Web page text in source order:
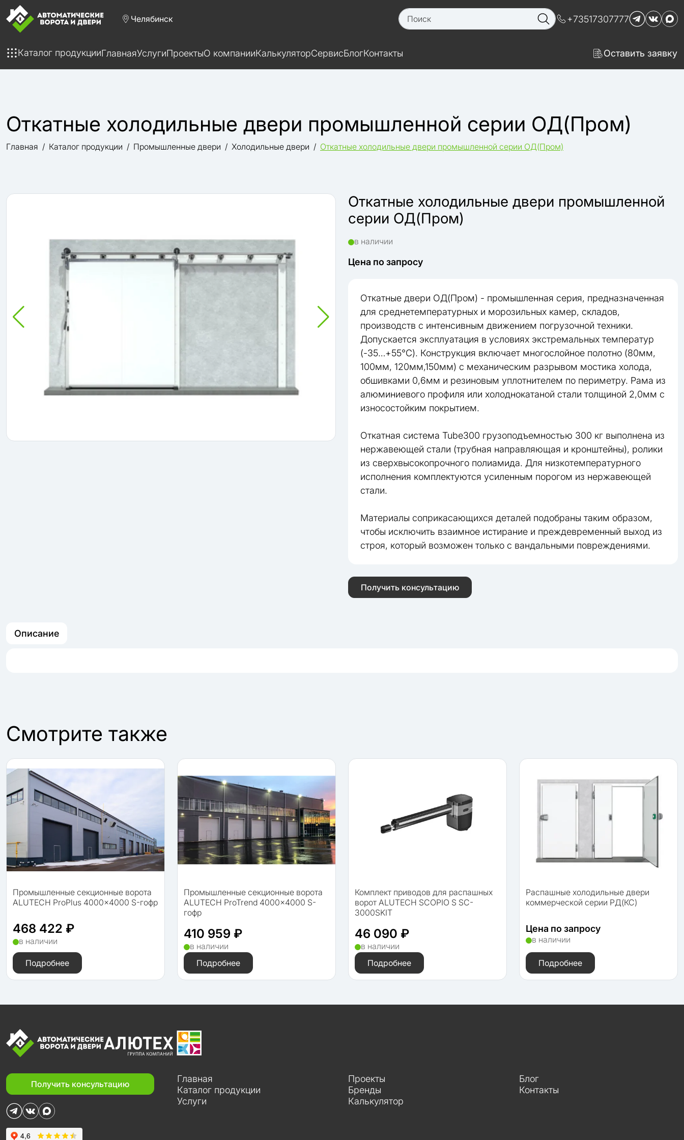
Челябинск +73517307777
Каталог продукцииГлавнаяУслугиПроектыО компанииКалькуляторСервисБлогКонтакты Оставить заявку
Откатные холодильные двери промышленной серии ОД(Пром)
Главная Каталог продукции Промышленные двери Холодильные двери Откатные холодильные двери промышленной серии ОД(Пром)
Откатные холодильные двери промышленной
серии ОД(Пром)
в наличии
Цена по запросу
Откатные двери ОД(Пром) - промышленная серия, предназначенная
для среднетемпературных и морозильных камер, складов,
производств с интенсивным движением погрузочной техники.
Допускается эксплуатация в условиях экстремальных температур
(-35…+55°C). Конструкция включает многослойное полотно (80мм,
100мм, 120мм,150мм) с механическим разрывом мостика холода,
обшивками 0,6мм и резиновым уплотнителем по периметру. Рама из
алюминиевого профиля или холоднокатаной стали толщиной 2,0мм с
износостойким покрытием.
Откатная система Tube300 грузоподъемностью 300 кг выполнена из
нержавеющей стали (трубная направляющая и кронштейны), ролики
из сверхвысокопрочного полиамида. Для низкотемпературного
исполнения комплектуются усиленным порогом из нержавеющей
стали.
Материалы соприкасающихся деталей подобраны таким образом,
чтобы исключить взаимное истирание и преждевременный выход из
строя, который возможен только с вандальными повреждениями.
Получить консультацию
Описание
Cмотрите также
Промышленные секционные ворота
ALUTECH ProPlus 4000×4000 S-гофр
468 422 ₽
в наличии
Подробнее
Промышленные секционные ворота
ALUTECH ProTrend 4000×4000 S-
гофр
410 959 ₽
в наличии
Подробнее
Комплект приводов для распашных
ворот ALUTECH SCOPIO S SC-
3000SKIT
46 090 ₽
в наличии
Подробнее
Распашные холодильные двери
коммерческой серии РД(КС)
Цена по запросу
в наличии
Подробнее
Получить консультацию
Главная
Каталог продукции
Услуги
Проекты
Бренды
Калькулятор
Блог
Контакты